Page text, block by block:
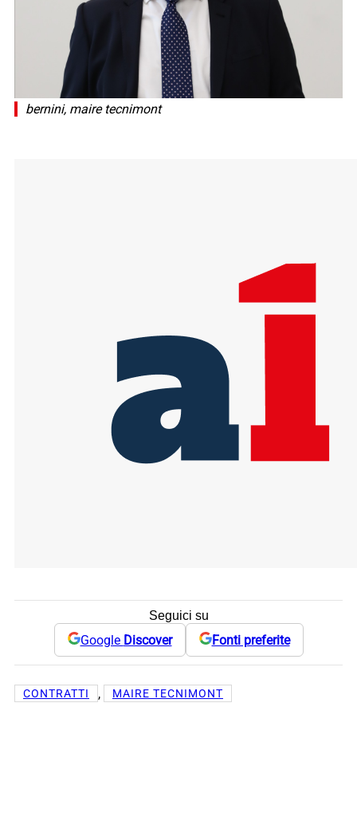
bernini, maire tecnimont
Seguici su
Google Discover Fonti preferite
CONTRATTI , MAIRE TECNIMONT